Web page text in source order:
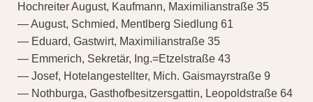
Hochreiter August, Kaufmann, Maximilianstraße 35
— August, Schmied, Mentlberg Siedlung 61
— Eduard, Gastwirt, Maximilianstraße 35
— Emmerich, Sekretär, Ing.=Etzelstraße 43
— Josef, Hotelangestellter, Mich. Gaismayrstraße 9
— Nothburga, Gasthofbesitzersgattin, Leopoldstraße 64